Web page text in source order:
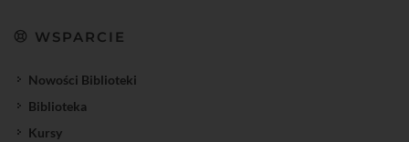
WSPARCIE
Nowości Biblioteki
Biblioteka
Kursy